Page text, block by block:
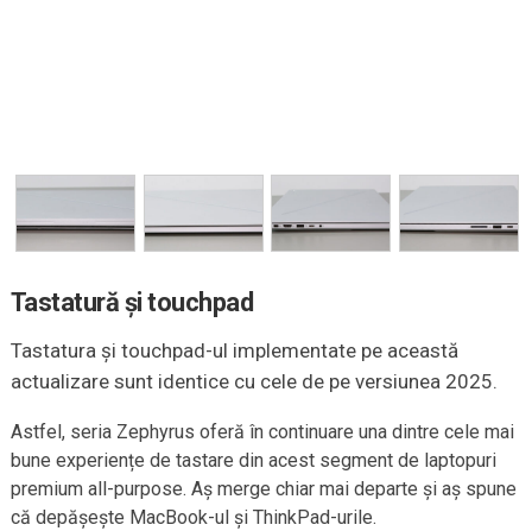
Tastatură și touchpad
Tastatura și touchpad-ul implementate pe această
actualizare sunt identice cu cele de pe versiunea 2025.
Astfel, seria Zephyrus oferă în continuare una dintre cele mai
bune experiențe de tastare din acest segment de laptopuri
premium all-purpose. Aș merge chiar mai departe și aș spune
că depășește MacBook-ul și ThinkPad-urile.